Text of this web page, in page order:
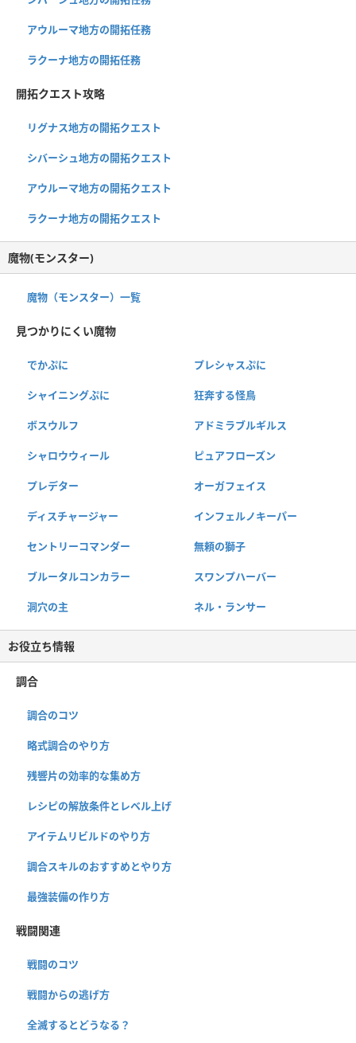
アウルーマ地方の開拓任務
ラクーナ地方の開拓任務
開拓クエスト攻略
リグナス地方の開拓クエスト
シバーシュ地方の開拓クエスト
アウルーマ地方の開拓クエスト
ラクーナ地方の開拓クエスト
魔物(モンスター)
魔物（モンスター）一覧
見つかりにくい魔物
でかぷに プレシャスぷに
シャイニングぷに 狂奔する怪鳥
ボスウルフ アドミラブルギルス
シャロウウィール ピュアフローズン
プレデター オーガフェイス
ディスチャージャー インフェルノキーパー
セントリーコマンダー 無頼の獅子
ブルータルコンカラー スワンプハーバー
洞穴の主 ネル・ランサー
お役立ち情報
調合
調合のコツ
略式調合のやり方
残響片の効率的な集め方
レシピの解放条件とレベル上げ
アイテムリビルドのやり方
調合スキルのおすすめとやり方
最強装備の作り方
戦闘関連
戦闘のコツ
戦闘からの逃げ方
全滅するとどうなる？